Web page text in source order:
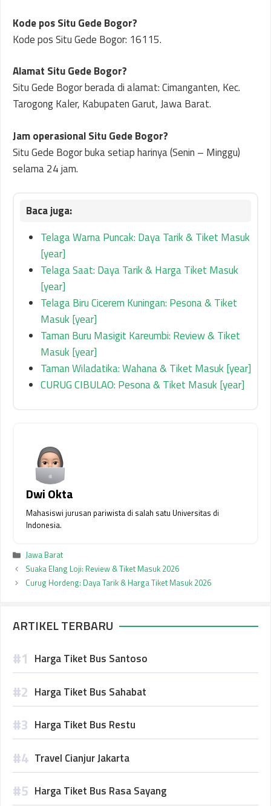
Kode pos Situ Gede Bogor?
Kode pos Situ Gede Bogor: 16115.
Alamat Situ Gede Bogor?
Situ Gede Bogor berada di alamat: Cimanganten, Kec.
Tarogong Kaler, Kabupaten Garut, Jawa Barat.
Jam operasional Situ Gede Bogor?
Situ Gede Bogor buka setiap harinya (Senin – Minggu)
selama 24 jam.
Telaga Warna Puncak: Daya Tarik & Tiket Masuk
[year]
Telaga Saat: Daya Tarik & Harga Tiket Masuk
[year]
Telaga Biru Cicerem Kuningan: Pesona & Tiket
Masuk [year]
Taman Buru Masigit Kareumbi: Review & Tiket
Masuk [year]
Taman Wiladatika: Wahana & Tiket Masuk [year]
CURUG CIBULAO: Pesona & Tiket Masuk [year]
Dwi Okta
Mahasiswi jurusan pariwista di salah satu Universitas di
Indonesia.
Kategori
Jawa Barat
Suaka Elang Loji: Review & Tiket Masuk 2026
Curug Hordeng: Daya Tarik & Harga Tiket Masuk 2026
ARTIKEL TERBARU
Harga Tiket Bus Santoso
Harga Tiket Bus Sahabat
Harga Tiket Bus Restu
Travel Cianjur Jakarta
Harga Tiket Bus Rasa Sayang